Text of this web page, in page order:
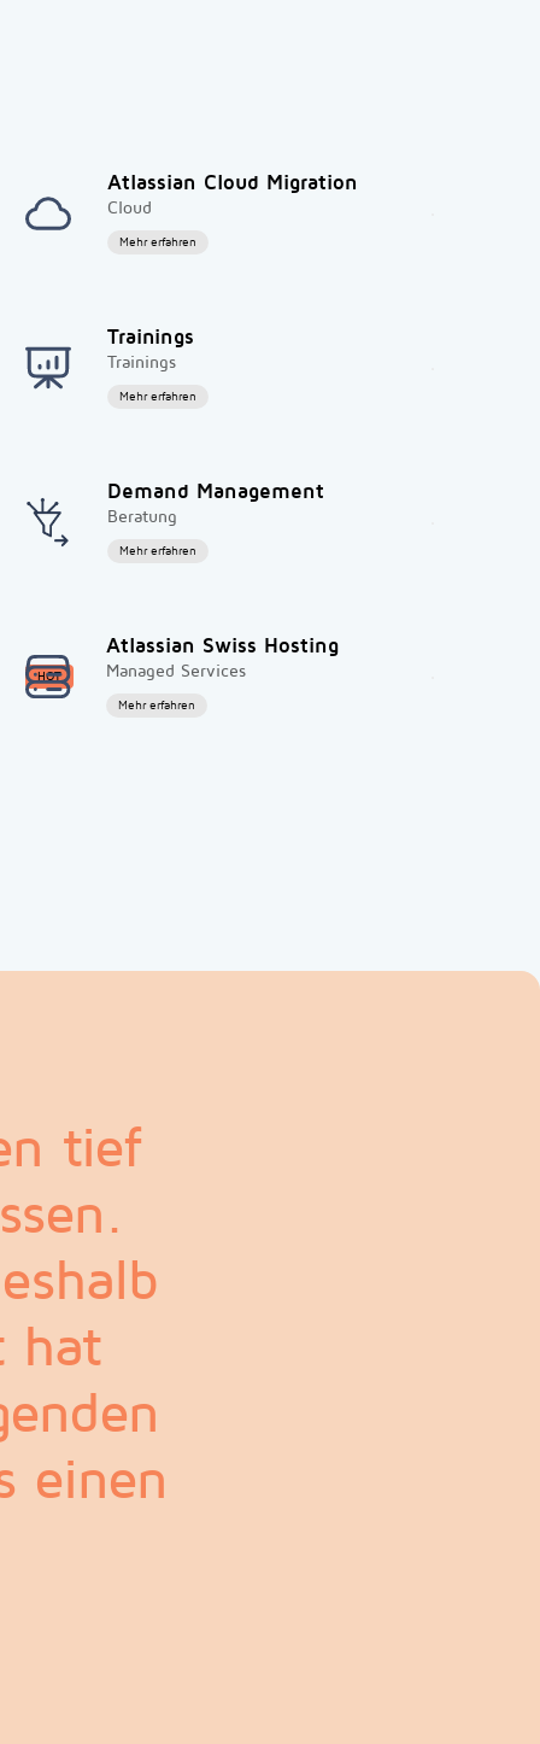
Atlassian Cloud Migration
Cloud
Mehr erfahren
Trainings
Trainings
Mehr erfahren
Demand Management
Beratung
Mehr erfahren
HOT
Atlassian Swiss Hosting
Managed Services
Mehr erfahren
tief
hat
einen